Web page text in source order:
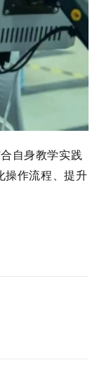
自身教学实践
操作流程、提升